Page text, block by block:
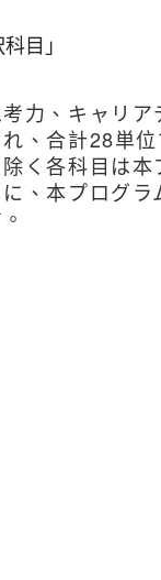
目」
力、キャリ
、合計28単
除く各科目は
、本プログ